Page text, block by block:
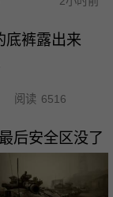
底裤露出来
阅读 6516
后安全区没了